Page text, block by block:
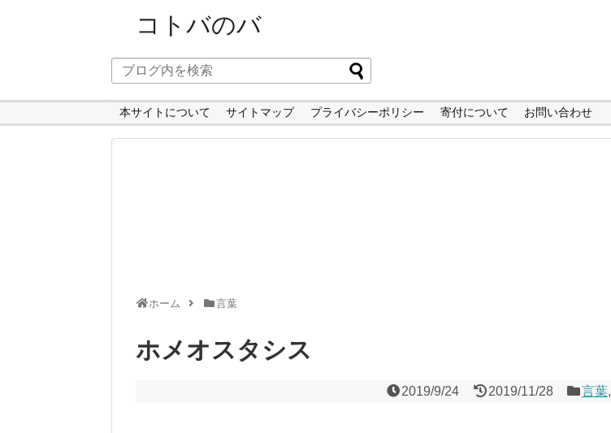
コトバのバ
本サイトについて サイトマップ プライバシーポリシー 寄付について お問い合わせ
ホーム 言葉
ホメオスタシス
2019/9/24 2019/11/28 言葉,